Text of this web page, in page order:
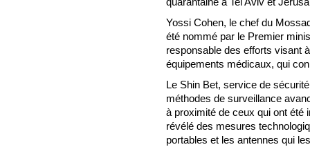
Yossi Cohen, le chef du
été nommé par le Premier
responsable des efforts visant
équipements médicaux, qui
Le Shin Bet, service de
méthodes de surveillance
à proximité de ceux qui ont été
révélé des mesures
portables et les antennes qui